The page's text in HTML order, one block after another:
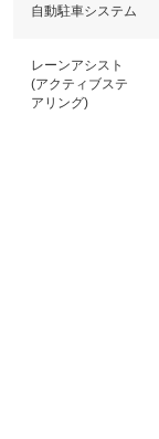
自動駐車システム
レーンアシスト
(アクティブステ
アリング)